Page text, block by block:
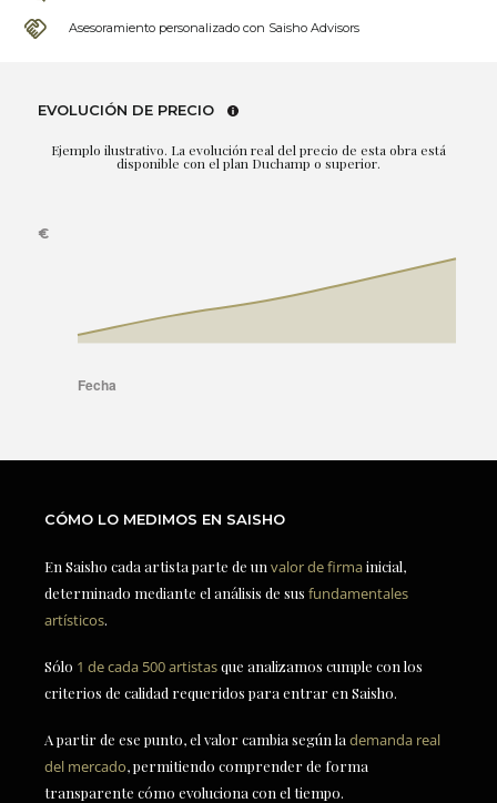
Asesoramiento personalizado con Saisho Advisors
EVOLUCIÓN DE PRECIO
Ejemplo ilustrativo. La evolución real del precio de esta obra está
disponible con el plan Duchamp o superior.
CÓMO LO MEDIMOS EN SAISHO
En Saisho cada artista parte de un valor de firmainicial,
determinado mediante el análisis de sus fundamentales
artísticos.
Sólo 1 de cada 500 artistasque analizamos cumple con los
criterios de calidad requeridos para entrar en Saisho.
A partir de ese punto, el valor cambia según la demanda real
del mercado, permitiendo comprender de forma
transparente cómo evoluciona con el tiempo.